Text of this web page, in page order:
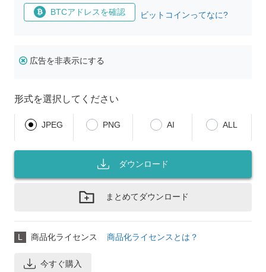
BTCアドレスを確認 ビットコインってなに?
広告を非表示にする
形式を選択してください
JPEG PNG AI ALL
ダウンロード
まとめてダウンロード
L 商品化ライセンス 商品化ライセンスとは？
今すぐ購入